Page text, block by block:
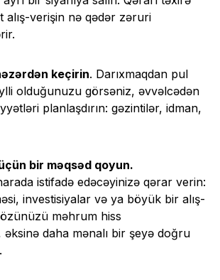
alış-verişin nə qədər zəruri
keçirin. Darıxmaqdan pul
olduğunuzu görsəniz, əvvəlcədən
planlaşdırın: gəzintilər, idman,
bir məqsəd qoyun.
istifadə edəcəyinizə qərar verin:
investisiyalar və ya böyük bir alış-
məhrum hiss
əksinə daha mənalı bir şeyə doğru